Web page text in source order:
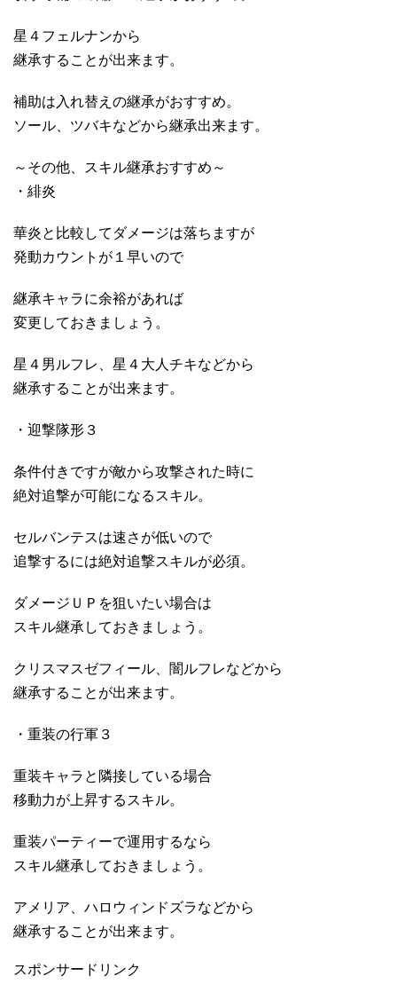
星４フェルナンから
継承することが出来ます。
補助は入れ替えの継承がおすすめ。
ソール、ツバキなどから継承出来ます。
～その他、スキル継承おすすめ～
・緋炎
華炎と比較してダメージは落ちますが
発動カウントが１早いので
継承キャラに余裕があれば
変更しておきましょう。
星４男ルフレ、星４大人チキなどから
継承することが出来ます。
・迎撃隊形３
条件付きですが敵から攻撃された時に
絶対追撃が可能になるスキル。
セルバンテスは速さが低いので
追撃するには絶対追撃スキルが必須。
ダメージＵＰを狙いたい場合は
スキル継承しておきましょう。
クリスマスゼフィール、闇ルフレなどから
継承することが出来ます。
・重装の行軍３
重装キャラと隣接している場合
移動力が上昇するスキル。
重装パーティーで運用するなら
スキル継承しておきましょう。
アメリア、ハロウィンドズラなどから
継承することが出来ます。
スポンサードリンク